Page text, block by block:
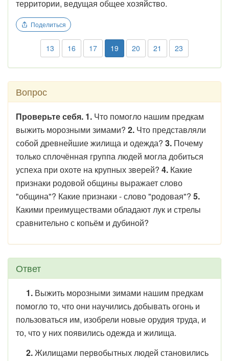
территории, ведущая общее хозяйство.
Поделиться
13 16 17 19 20 21 23
Вопрос
Проверьте себя. 1. Что помогло нашим предкам
выжить морозными зимами? 2. Что представляли
собой древнейшие жилища и одежда? 3. Почему
только сплочённая группа людей могла добиться
успеха при охоте на крупных зверей? 4. Какие
признаки родовой общины выражает слово
"община"? Какие признаки - слово "родовая"? 5.
Какими преимуществами обладают лук и стрелы
сравнительно с копьём и дубиной?
Ответ
1. Выжить морозными зимами нашим предкам
помогло то, что они научились добывать огонь и
пользоваться им, изобрели новые орудия труда, и
то, что у них появились одежда и жилища.
2.Жилищами первобытных людей становились